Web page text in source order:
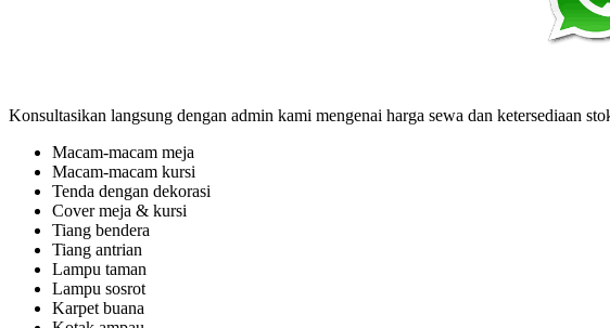
Konsultasikan langsung dengan admin kami mengenai harga sewa dan ketersediaan
Macam-macam meja
Macam-macam kursi
Tenda dengan dekorasi
Cover meja & kursi
Tiang bendera
Tiang antrian
Lampu taman
Lampu sosrot
Karpet buana